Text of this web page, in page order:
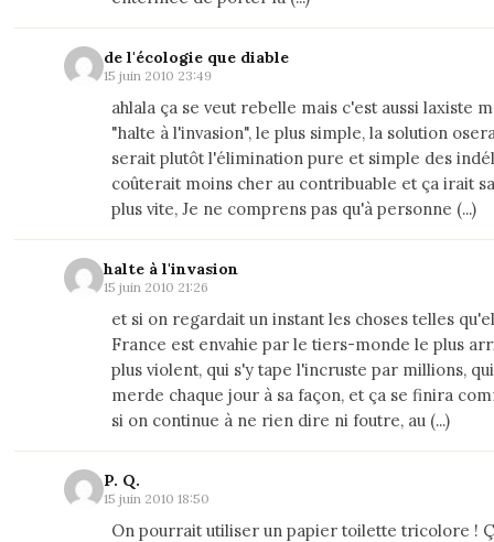
de l'écologie que diable
15 juin 2010 23:49
ahlala ça se veut rebelle mais c'est aussi laxiste
"halte à l'invasion", le plus simple, la solution
serait plutôt l'élimination pure et simple des
coûterait moins cher au contribuable et ça irait
plus vite, Je ne comprens pas qu'à personne (...)
halte à l'invasion
15 juin 2010 21:26
et si on regardait un instant les choses telles
France est envahie par le tiers-monde le plus
plus violent, qui s'y tape l'incruste par millions,
merde chaque jour à sa façon, et ça se finira
si on continue à ne rien dire ni foutre, au (...)
P. Q.
15 juin 2010 18:50
On pourrait utiliser un papier toilette tricolore !